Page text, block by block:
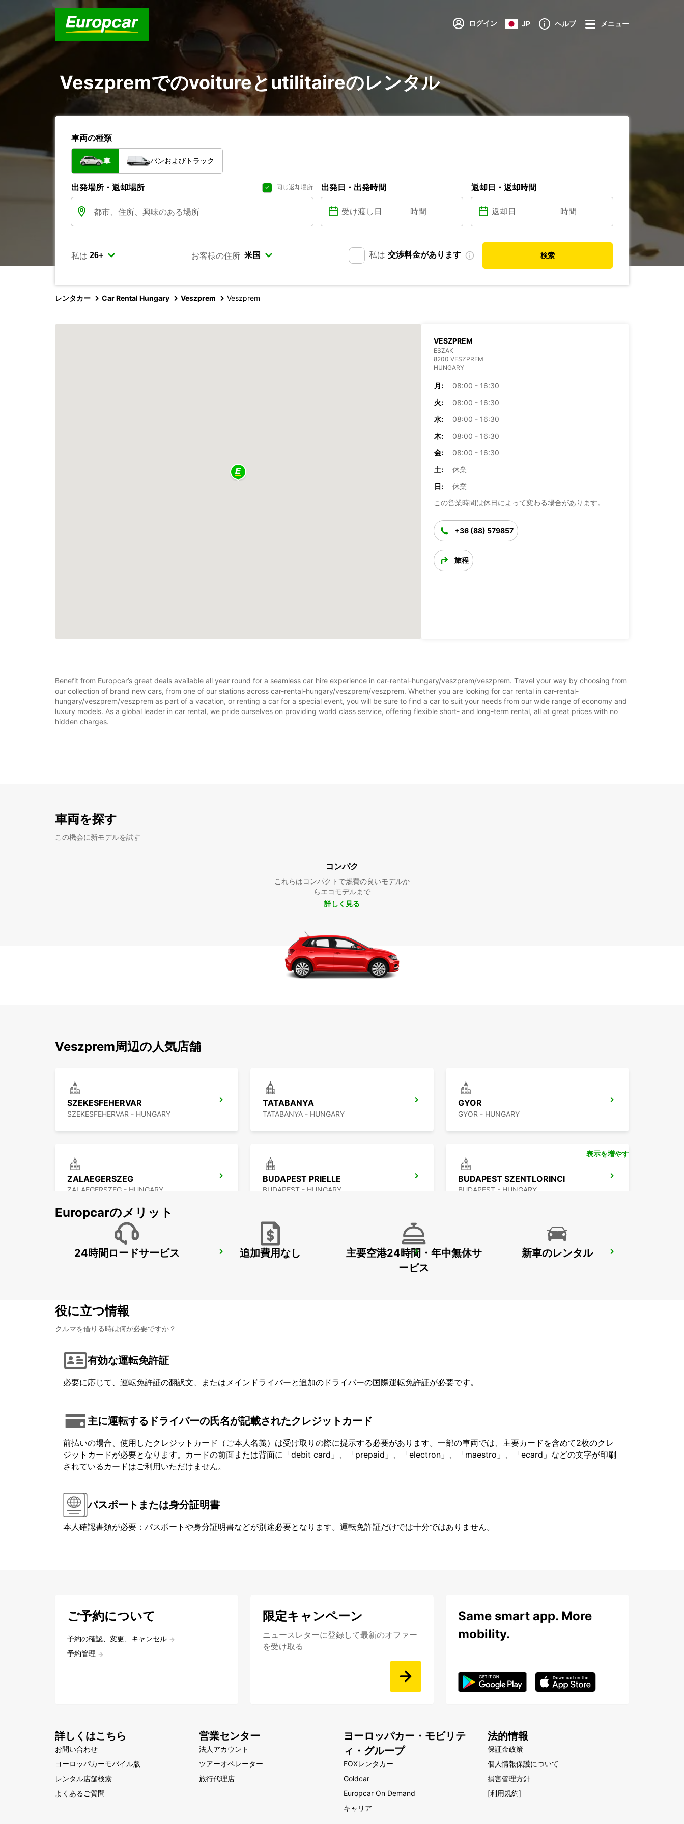
ログイン JP ヘルプ メニュー
Veszpremでのvoitureとutilitaireのレンタル
車両の種類
車 バンおよびトラック
出発場所・返却場所 同じ返却場所 出発日・出発時間 返却日・返却時間
私は お客様の住所 私は 交渉料金があります 検索
レンタカー Car Rental Hungary Veszprem Veszprem
VESZPREM
ESZAK
8200 VESZPREM
HUNGARY
月:
08:00 - 16:30
火:
08:00 - 16:30
水:
08:00 - 16:30
木:
08:00 - 16:30
金:
08:00 - 16:30
土:
休業
日:
休業
この営業時間は休日によって変わる場合があります。
+36 (88) 579857
旅程
Benefit from Europcar’s great deals available all year round for a seamless car hire experience in car-rental-hungary/veszprem/veszprem. Travel your way by choosing from
our collection of brand new cars, from one of our stations across car-rental-hungary/veszprem/veszprem. Whether you are looking for car rental in car-rental-
hungary/veszprem/veszprem as part of a vacation, or renting a car for a special event, you will be sure to find a car to suit your needs from our wide range of economy and
luxury models. As a global leader in car rental, we pride ourselves on providing world class service, offering flexible short- and long-term rental, all at great prices with no
hidden charges.
車両を探す
この機会に新モデルを試す
コンパク
これらはコンパクトで燃費の良いモデルか
らエコモデルまで
詳しく見る
Veszprem周辺の人気店舗
SZEKESFEHERVAR
SZEKESFEHERVAR - HUNGARY
TATABANYA
TATABANYA - HUNGARY
GYOR
GYOR - HUNGARY
ZALAEGERSZEG
ZALAEGERSZEG - HUNGARY
BUDAPEST PRIELLE
BUDAPEST - HUNGARY
BUDAPEST SZENTLORINCI
BUDAPEST - HUNGARY
BUDAPEST AIRPORT TERMINAL 2B PECS
表示を増やす
Europcarのメリット
24時間ロードサービス 追加費用なし
主要空港24時間・年中無休サ
ービス
新車のレンタル
役に立つ情報
クルマを借りる時は何が必要ですか？
有効な運転免許証
必要に応じて、運転免許証の翻訳文、またはメインドライバーと追加のドライバーの国際運転免許証が必要です。
主に運転するドライバーの氏名が記載されたクレジットカード
前払いの場合、使用したクレジットカード（ご本人名義）は受け取りの際に提示する必要があります。一部の車両では、主要カードを含めて2枚のクレ
ジットカードが必要となります。カードの前面または背面に「debit card」、「prepaid」、「electron」、「maestro」、「ecard」などの文字が印刷
されているカードはご利用いただけません。
パスポートまたは身分証明書
本人確認書類が必要：パスポートや身分証明書などが別途必要となります。運転免許証だけでは十分ではありません。
ご予約について
予約の確認、変更、キャンセル
予約管理
限定キャンペーン
ニュースレターに登録して最新のオファー
を受け取る
Same smart app. More
mobility.
詳しくはこちら
お問い合わせ
ヨーロッパカーモバイル版
レンタル店舗検索
よくあるご質問
営業センター
法人アカウント
ツアーオペレーター
旅行代理店
ヨーロッパカー・モビリテ
ィ・グループ
FOXレンタカー
Goldcar
Europcar On Demand
キャリア
法的情報
保証金政策
個人情報保護について
損害管理方針
[利用規約]